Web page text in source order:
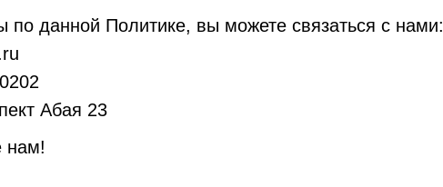
по данной Политике, вы можете связаться с нами:
Абая 23
нам!